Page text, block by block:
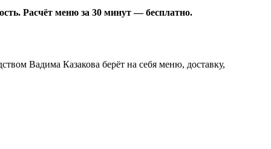
Расчёт меню за 30 минут — бесплатно.
Вадима Казакова берёт на себя меню, доставку,